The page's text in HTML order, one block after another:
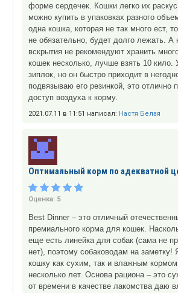
форме сердечек. Кошки легко их
можно купить в упаковках разного
одна кошка, которая не так много ест,
не обязательно, будет долго лежать. А
вскрытия не рекомендуют хранить
кошек несколько, лучше взять 10 кило.
зиплок, но он быстро приходит в
подвязываю его резинкой, это отлично
доступ воздуха к корму.
2021.07.11 в 11:51 написал: Настя Белая
Оптимальный корм по адекватной
Оценка: 5
Best Dinner – это отличный
премиального корма для кошек.
еще есть линейка для собак (сама не
нет), поэтому собаководам на
кошку как сухим, так и влажным
несколько лет. Основа рациона – это
от времени в качестве лакомства даю